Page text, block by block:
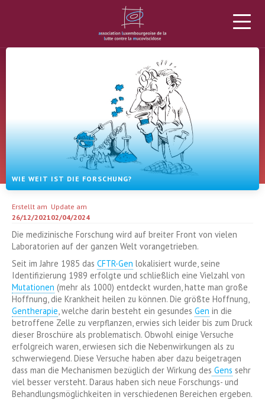
DIE ALLM
MUKOVISZIDOSE
PROJEKTE
SPENDEN
NEWS
AGENDA
MATERIAL
MEHR
WIE WEIT IST DIE FORSCHUNG?
Erstellt am
26/12/2021
Update am
02/04/2024
Die medizinische Forschung wird auf breiter Front von vielen
Laboratorien auf der ganzen Welt vorangetrieben.
Seit im Jahre 1985 das CFTR-Gen lokalisiert wurde, seine
Identifizierung 1989 erfolgte und schließlich eine Vielzahl von
Mutationen (mehr als 1000) entdeckt wurden, hatte man große
Hoffnung, die Krankheit heilen zu können. Die größte Hoffnung,
Gentherapie , welche darin besteht ein gesundes Gen in die
betroffene Zelle zu verpflanzen, erwies sich leider bis zum Druck
dieser Broschüre als problematisch. Obwohl einige Versuche
erfolgreich waren, erwiesen sich die Nebenwirkungen als zu
schwerwiegend. Diese Versuche haben aber dazu beigetragen
dass man die Mechanismen bezüglich der Wirkung des Gens sehr
viel besser versteht. Daraus haben sich neue Forschungs- und
Behandlungsmöglichkeiten in verschiedenen Bereichen ergeben.